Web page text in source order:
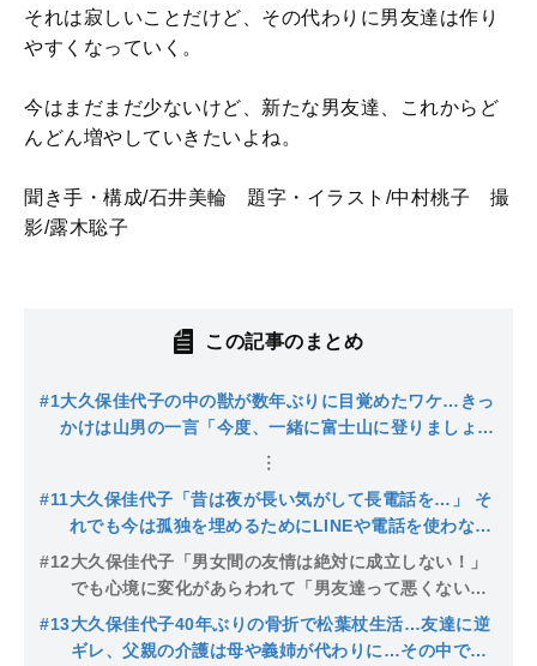
それは寂しいことだけど、その代わりに男友達は作り
やすくなっていく。
今はまだまだ少ないけど、新たな男友達、これからど
んどん増やしていきたいよね。
聞き手・構成/石井美輪 題字・イラスト/中村桃子 撮
影/露木聡子
この記事のまとめ
#1大久保佳代子の中の獣が数年ぶりに目覚めたワケ…きっ
かけは山男の一言「今度、一緒に富士山に登りましょう
#11大久保佳代子「昔は夜が長い気がして長電話を…」 そ
れでも今は孤独を埋めるためにLINEや電話を使わなく
なった理由
#12大久保佳代子「男女間の友情は絶対に成立しない！」
でも心境に変化があらわれて「男友達って悪くないの
かもしれない」と思うようになったワケ
#13大久保佳代子40年ぶりの骨折で松葉杖生活…友達に逆
ギレ、父親の介護は母や義姉が代わりに…その中で学